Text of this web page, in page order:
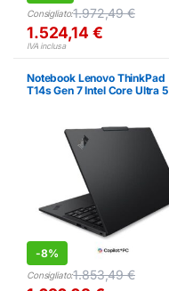
Consigliato:1.972,49€
1.524,14 €
IVA inclusa
Notebook Lenovo ThinkPad
T14s Gen 7 Intel Core Ultra 5
-8%
Consigliato:1.853,49€